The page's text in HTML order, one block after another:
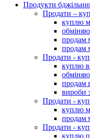
Продукти
Продати –
куплю
продам
продам
Продати -
куплю
продам
вироби
Продати -
куплю
продам
Продати -
куплю